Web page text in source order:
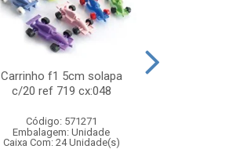
Carrinho f1 5cm solapa
c/20 ref 719 cx:048
Código: 571271
Embalagem: Unidade
Caixa Com: 24 Unidade(s)